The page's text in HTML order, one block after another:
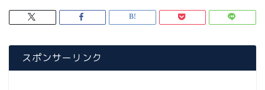
スポンサーリンク